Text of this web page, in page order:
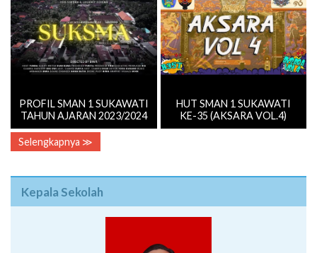
PROFIL SMAN 1 SUKAWATI
TAHUN AJARAN 2023/2024
HUT SMAN 1 SUKAWATI
KE-35 (AKSARA VOL.4)
Selengkapnya ≫
Kepala Sekolah